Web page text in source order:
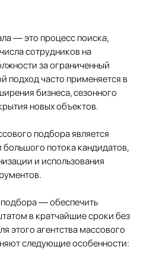
— это процесс поиска,
сотрудников на
за ограниченный
подход часто применяется в
бизнеса, сезонного
новых объектов.
подбора является
потока кандидатов,
и использования
подбора — обеспечить
в кратчайшие сроки без
этого агентства массового
следующие особенности: